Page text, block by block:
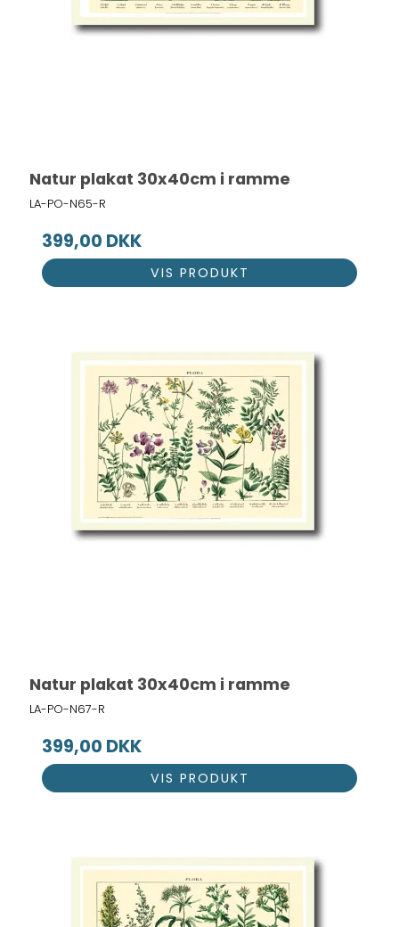
Natur plakat 30x40cm i ramme
LA-PO-N65-R
399,00 DKK
VIS PRODUKT
Natur plakat 30x40cm i ramme
LA-PO-N67-R
399,00 DKK
VIS PRODUKT